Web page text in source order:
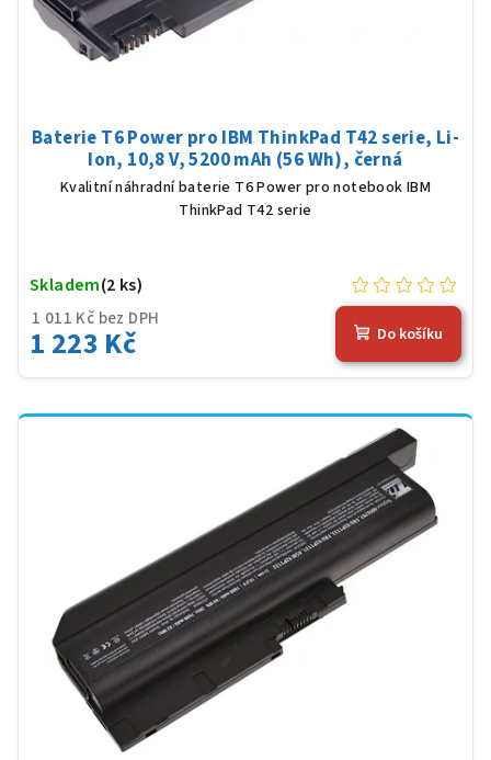
Baterie T6 Power pro IBM ThinkPad T42 serie, Li-
Ion, 10,8 V, 5200 mAh (56 Wh), černá
Kvalitní náhradní baterie T6 Power pro notebook IBM
ThinkPad T42 serie
1 011 Kč bez DPH
1 223 Kč
Skladem(2 ks)
Do košíku